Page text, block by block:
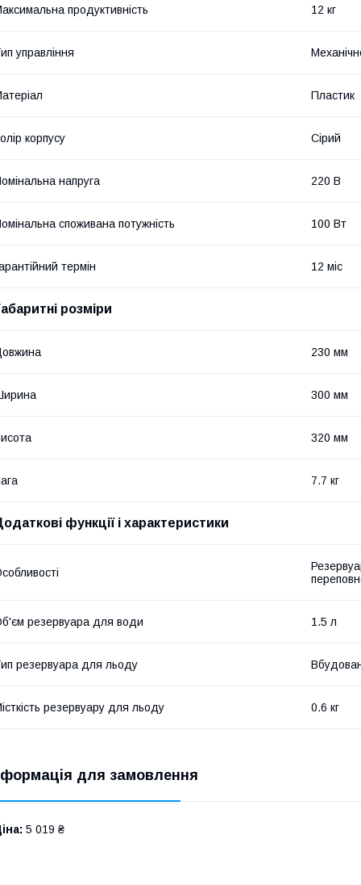
продуктивність 12 кг
управління
Пластик
корпусу Сірий
напруга 220 В
споживана потужність 100 Вт
термін 12 міс
розміри
230 мм
300 мм
320 мм
7.7 кг
функції і характеристики
резервуара для води 1.5 л
резервуара для льоду
резервуару для льоду 0.6 кг
для замовлення
5 019 ₴